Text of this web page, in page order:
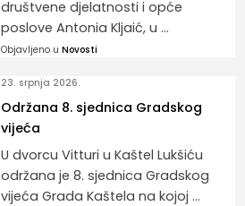
društvene djelatnosti i opće
poslove Antonia Kljaić, u ...
Objavljeno uNovosti
23. srpnja 2026.
Održana 8. sjednica Gradskog
vijeća
U dvorcu Vitturi u Kaštel Lukšiću
održana je 8. sjednica Gradskog
vijeća Grada Kaštela na kojoj ...